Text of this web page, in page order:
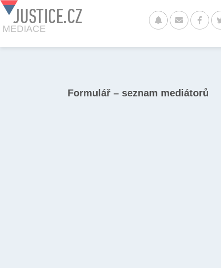
JUSTICE.CZ
MEDIACE
Formulář – seznam mediátorů